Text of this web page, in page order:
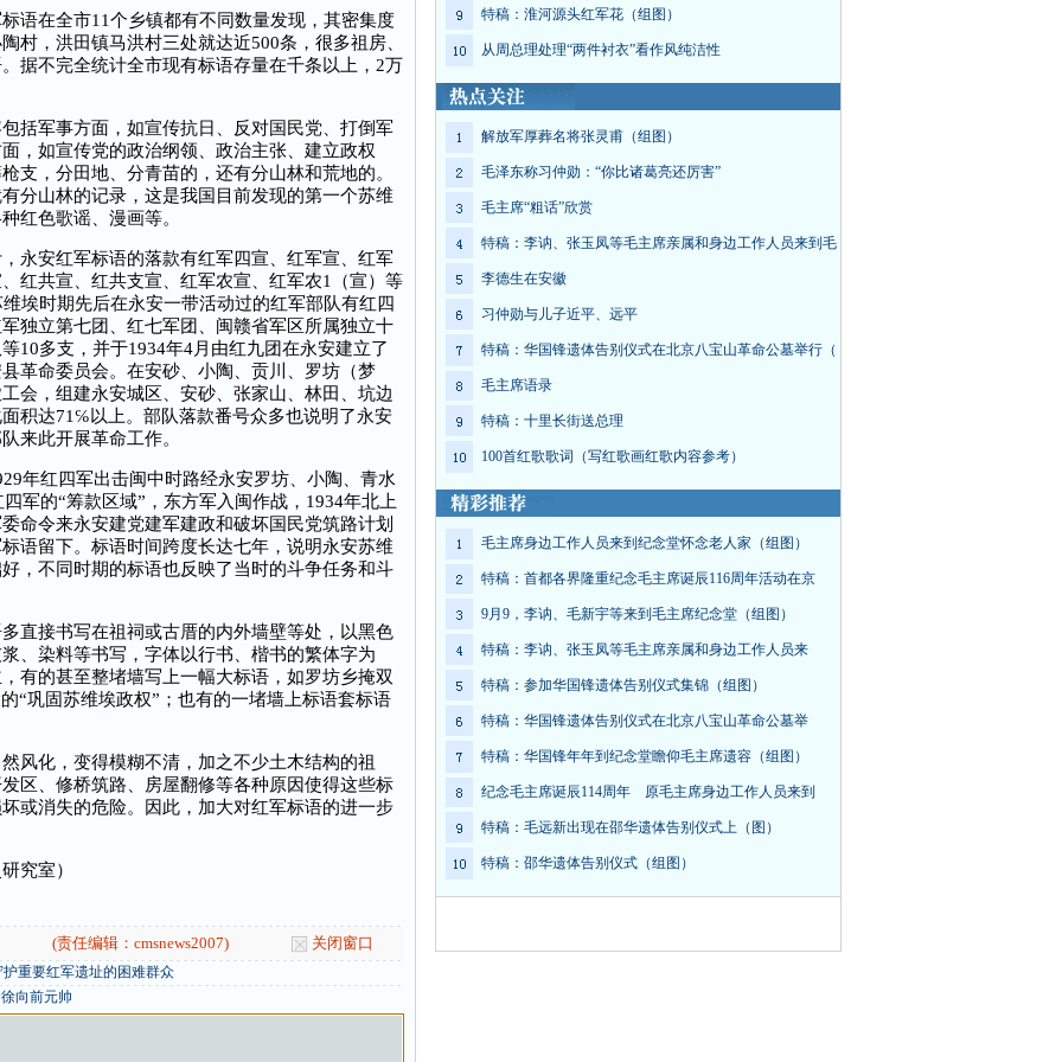
在全市11个乡镇都有不同数量发现，其密集度
村，洪田镇马洪村三处就达近500条，很多祖房、
据不完全统计全市现有标语存量在千条以上，2万
军事方面，如宣传抗日、反对国民党、打倒军
，如宣传党的政治纲领、政治主张、建立政权
支，分田地、分青苗的，还有分山林和荒地的。
分山林的记录，这是我国目前发现的第一个苏维
红色歌谣、漫画等。
安红军标语的落款有红军四宣、红军宣、红军
红共宣、红共支宣、红军农宣、红军农1（宣）等
埃时期先后在永安一带活动过的红军部队有红四
独立第七团、红七军团、闽赣省军区所属独立十
10多支，并于1934年4月由红九团在永安建立了
革命委员会。在安砂、小陶、贡川、罗坊（梦
会，组建永安城区、安砂、张家山、林田、坑边
积达71℅以上。部队落款番号众多也说明了永安
来此开展革命工作。
红四军出击闽中时路经永安罗坊、小陶、青水
军的“筹款区域”，东方军入闽作战，1934年北上
命令来永安建党建军建政和破坏国民党筑路计划
语留下。标语时间跨度长达七年，说明永安苏维
，不同时期的标语也反映了当时的斗争任务和斗
接书写在祖祠或古厝的内外墙壁等处，以黑色
、染料等书写，字体以行书、楷书的繁体字为
有的甚至整堵墙写上一幅大标语，如罗坊乡掩双
“巩固苏维埃政权”；也有的一堵墙上标语套标语
化，变得模糊不清，加之不少土木结构的祖
区、修桥筑路、房屋翻修等各种原因使得这些标
或消失的危险。因此，加大对红军标语的进一步
究室）
(责任编辑：cmsnews2007) 关闭窗口
重要红军遗址的困难群众
向前元帅
特稿：淮河源头红军花（组图）
从周总理处理“两件衬衣”看作风纯洁性
解放军厚葬名将张灵甫（组图）
毛泽东称习仲勋：“你比诸葛亮还厉害”
毛主席“粗话”欣赏
特稿：李讷、张玉凤等毛主席亲属和身边工作人员来到毛
李德生在安徽
习仲勋与儿子近平、远平
特稿：华国锋遗体告别仪式在北京八宝山革命公墓举行（
毛主席语录
特稿：十里长街送总理
100首红歌歌词（写红歌画红歌内容参考）
毛主席身边工作人员来到纪念堂怀念老人家（组图）
特稿：首都各界隆重纪念毛主席诞辰116周年活动在京
9月9，李讷、毛新宇等来到毛主席纪念堂（组图）
特稿：李讷、张玉凤等毛主席亲属和身边工作人员来
特稿：参加华国锋遗体告别仪式集锦（组图）
特稿：华国锋遗体告别仪式在北京八宝山革命公墓举
特稿：华国锋年年到纪念堂瞻仰毛主席遗容（组图）
纪念毛主席诞辰114周年 原毛主席身边工作人员来到
特稿：毛远新出现在邵华遗体告别仪式上（图）
特稿：邵华遗体告别仪式（组图）